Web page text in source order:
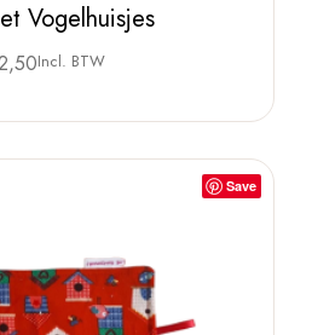
Vogelhuisjes
Incl. BTW
Save